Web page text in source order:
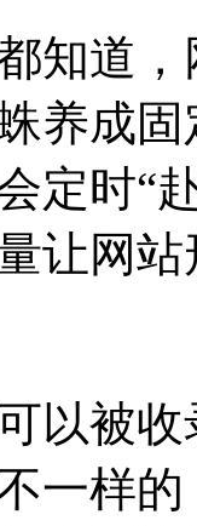
知道
养成
定时“
让网
以被
一样